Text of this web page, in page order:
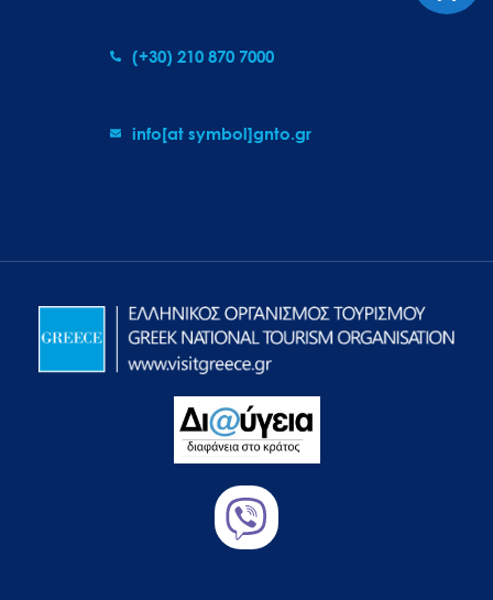
(+30) 210 870 7000
info[at symbol]gnto.gr